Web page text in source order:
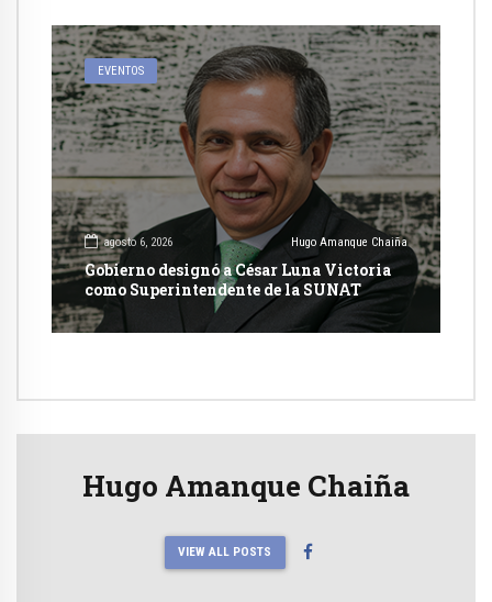
EVENTOS
agosto 6, 2026 Hugo Amanque Chaiña
Gobierno designó a César Luna Victoria
como Superintendente de la SUNAT
Hugo Amanque Chaiña
VIEW ALL POSTS